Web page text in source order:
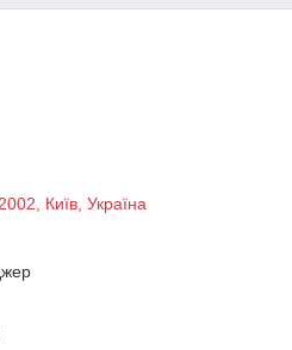
Київ, Україна